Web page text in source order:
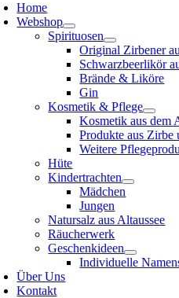
Home
Webshop
Spirituosen
Original Zirbener
Schwarzbeerlikör
Brände & Liköre
Gin
Kosmetik & Pflege
Kosmetik aus dem
Produkte aus Zirbe
Weitere
Hüte
Kindertrachten
Mädchen
Jungen
Natursalz aus Altaussee
Räucherwerk
Geschenkideen
Individuelle
Über Uns
Kontakt